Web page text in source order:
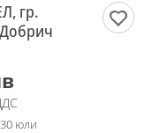
гр.
юли